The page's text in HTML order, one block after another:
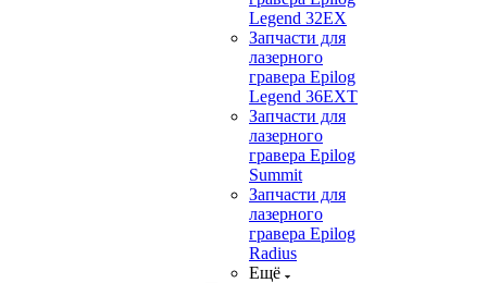
Legend 32EX
Запчасти для
лазерного
гравера Epilog
Legend 36EXT
Запчасти для
лазерного
гравера Epilog
Summit
Запчасти для
лазерного
гравера Epilog
Radius
Ещё